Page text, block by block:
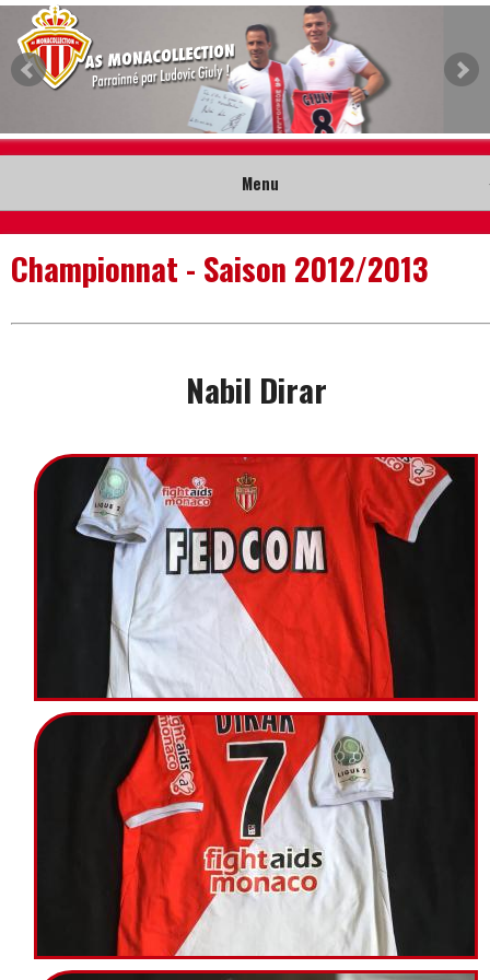
Menu
Accueil
Collection
Contact
Championnat - Saison 2012/2013
Nabil Dirar